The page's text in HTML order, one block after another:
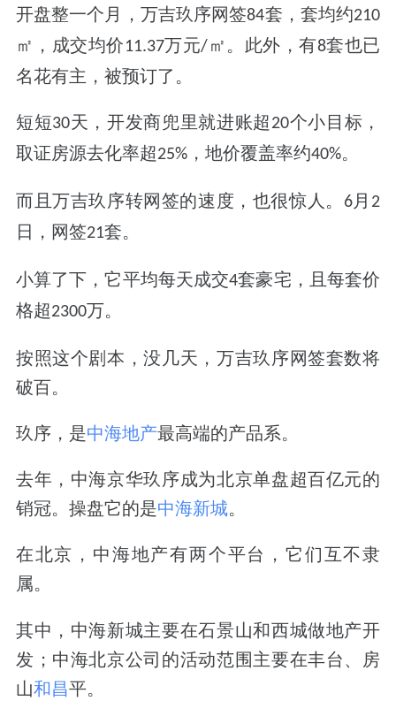
开盘整一个月，万吉玖序网签84套，套均约210
㎡，成交均价 11.37万元/ ㎡。 此外，有8套也已
名花有主，被预订了。
短短30天，开发商兜里就进账超 20个小目标 ，
取证房源去化率超25%，地价覆盖率约40%。
而且万吉玖序转网签的速度，也很惊人。 6月 2
日，网签21套。
小算了下，它平均每天成交4套豪宅，且每套价
格超2300万。
按照这个剧本，没几天，万吉玖序网签套数将
破百。
玖序，是中海地产最高端的产品系。
去年，中海京华玖序成为北京单盘超百亿元的
销冠。操盘它的是中海新城。
在北京，中海地产有两个平台，它们互不隶
属。
其中，中海新城主要在石景山和西城做地产开
发；中海北京公司的活动范围主要在丰台、房
山和昌平。